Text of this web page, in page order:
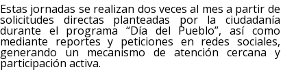
Estas jornadas se realizan dos veces al mes a partir de
solicitudes directas planteadas por la ciudadanía
durante el programa “Día del Pueblo”, así como
mediante reportes y peticiones en redes sociales,
generando un mecanismo de atención cercana y
participación activa.